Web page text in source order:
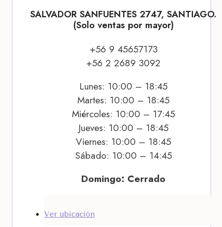
SALVADOR SANFUENTES 2747, SANTIAGO.
(Solo ventas por mayor)
+56 9 45657173
+56 2 2689 3092
Lunes: 10:00 – 18:45
Martes: 10:00 – 18:45
Miércoles: 10:00 – 17:45
Jueves: 10:00 – 18:45
Viernes: 10:00 – 18:45
Sábado: 10:00 – 14:45
Domingo: Cerrado
Ver ubicación